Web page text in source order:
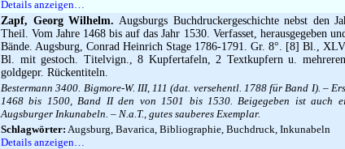
Details anzeigen…
Zapf, Georg Wilhelm. Augsburgs Buchdruckergeschichte nebst den
Theil. Vom Jahre 1468 bis auf das Jahr 1530. Verfasset, herausgegeben
Bände. Augsburg, Conrad Heinrich Stage 1786-1791. Gr. 8°. [8] Bl.,
Bl. mit gestoch. Titelvign., 8 Kupfertafeln, 2 Textkupfern u.
goldgepr. Rückentiteln.
Bestermann 3400. Bigmore-W. III, 111 (dat. versehentl. 1788 für Band I). –
1468 bis 1500, Band II den von 1501 bis 1530. Beigegeben ist auch
Augsburger Inkunabeln. – N.a.T., gutes sauberes Exemplar.
Schlagwörter: Augsburg, Bavarica, Bibliographie, Buchdruck, Inkunabeln
Details anzeigen…